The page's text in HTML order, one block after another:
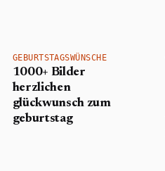
GEBURTSTAGSWÜNSCHE
1000+ Bilder
herzlichen
glückwunsch zum
geburtstag